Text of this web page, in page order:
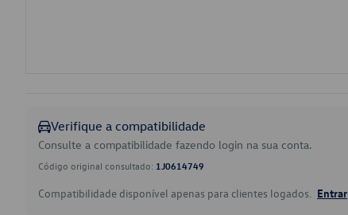
Verifique a compatibilidade
Consulte a compatibilidade fazendo login na sua conta.
Código original consultado: 1J0614749
Compatibilidade disponível apenas para clientes logados. Entrar